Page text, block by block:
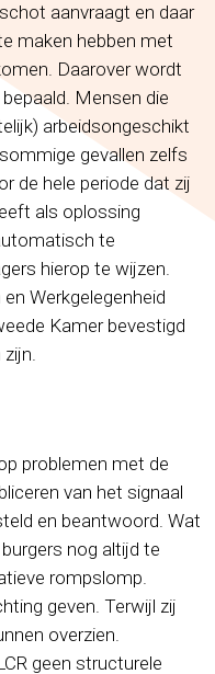
aanvraagt en daar
maken hebben met
Daarover wordt
Mensen die
arbeidsongeschikt
gevallen zelfs
de hele periode dat zij
als oplossing
te
hierop te wijzen.
Werkgelegenheid
Kamer bevestigd
problemen met de
van het signaal
en beantwoord. Wat
nog altijd te
rompslomp.
geven. Terwijl zij
overzien.
geen structurele